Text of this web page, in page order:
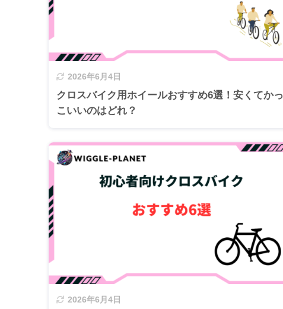
2026年6月4日
クロスバイク用ホイールおすすめ6選！安くてかっ
こいいのはどれ？
2026年6月4日